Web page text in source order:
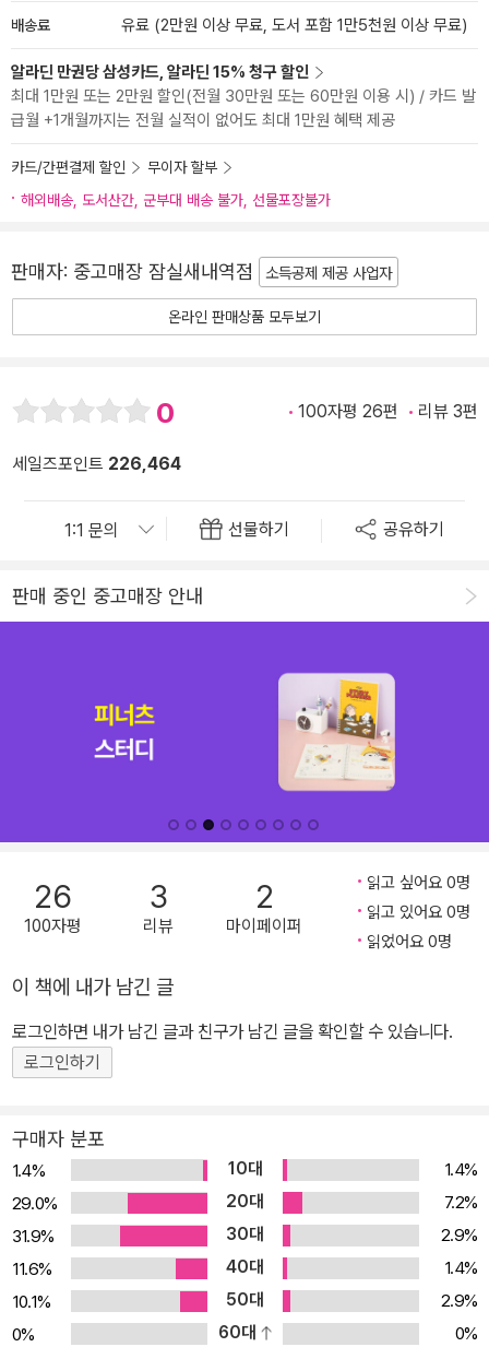
배송료 유료 (2만원 이상 무료, 도서 포함 1만5천원 이상 무료)
알라딘 만권당 삼성카드, 알라딘 15% 청구 할인
최대 1만원 또는 2만원 할인(전월 30만원 또는 60만원 이용 시) / 카드 발
급월 +1개월까지는 전월 실적이 없어도 최대 1만원 혜택 제공
카드/간편결제 할인
무이자 할부
해외배송, 도서산간, 군부대 배송 불가, 선물포장불가
판매자: 중고매장 잠실새내역점 소득공제 제공 사업자
온라인 판매상품 모두보기
0 100자평 26편 리뷰 3편
세일즈포인트 226,464
선물하기 공유하기
판매 중인 중고매장 안내
26
100자평
3
리뷰
2
마이페이퍼
읽고 싶어요 0명
읽고 있어요 0명
읽었어요 0명
이 책에 내가 남긴 글
로그인하면 내가 남긴 글과 친구가 남긴 글을 확인할 수 있습니다.
로그인하기
구매자 분포
1.4% 10대
1.4%
29.0%
20대
7.2%
31.9%
30대
2.9%
11.6%
40대
1.4%
10.1%
50대
2.9%
0%
60대
0%